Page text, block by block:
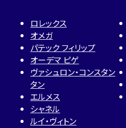
ロレックス
オメガ
パテック フィリップ
オーデマ ピゲ
ヴァシュロン・コンスタン
タン
エルメス
シャネル
ルイ・ヴィトン